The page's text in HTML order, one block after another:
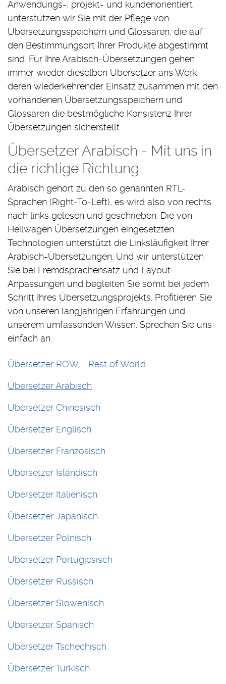
Anwendungs-, projekt- und kundenorientiert
unterstützen wir Sie mit der Pflege von
Übersetzungsspeichern und Glossaren, die auf
den Bestimmungsort Ihrer Produkte abgestimmt
sind. Für Ihre Arabisch-Übersetzungen gehen
immer wieder dieselben Übersetzer ans Werk,
deren wiederkehrender Einsatz zusammen mit den
vorhandenen Übersetzungsspeichern und
Glossaren die bestmögliche Konsistenz Ihrer
Übersetzungen sicherstellt.
Übersetzer Arabisch - Mit uns in
die richtige Richtung
Arabisch gehört zu den so genannten RTL-
Sprachen (Right-To-Left), es wird also von rechts
nach links gelesen und geschrieben. Die von
Heilwagen Übersetzungen eingesetzten
Technologien unterstützt die Linksläufigkeit Ihrer
Arabisch-Übersetzungen. Und wir unterstützen
Sie bei Fremdsprachensatz und Layout-
Anpassungen und begleiten Sie somit bei jedem
Schritt Ihres Übersetzungsprojekts. Profitieren Sie
von unseren langjährigen Erfahrungen und
unserem umfassenden Wissen. Sprechen Sie uns
einfach an.
Übersetzer ROW – Rest of World
Übersetzer Arabisch
Übersetzer Chinesisch
Übersetzer Englisch
Übersetzer Französisch
Übersetzer Isländisch
Übersetzer Italienisch
Übersetzer Japanisch
Übersetzer Polnisch
Übersetzer Portugiesisch
Übersetzer Russisch
Übersetzer Slowenisch
Übersetzer Spanisch
Übersetzer Tschechisch
Übersetzer Türkisch